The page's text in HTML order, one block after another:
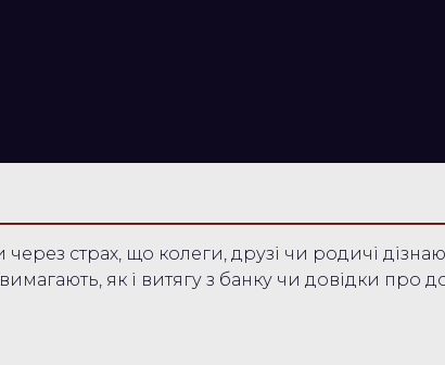
страх, що колеги, друзі чи родичі
як і витягу з банку чи довідки про